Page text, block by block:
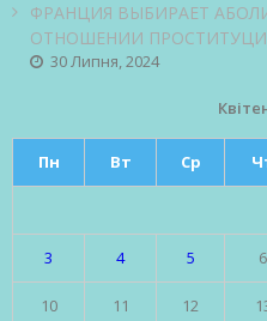
ФРАНЦИЯ ВЫБИРАЕТ
ОТНОШЕНИИ
30 Липня, 2024
Пн Вт Ср
3 4 5 6
10 11 12